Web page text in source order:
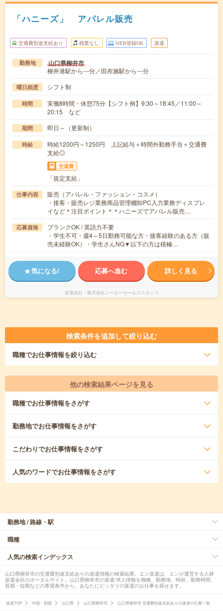
「ハニーズ」 アパレル販売
交通費別途支給あり 残業なし WEB登録OK 派遣
勤務地 山口県柳井市
柳井港駅から---分／田布施駅から---分
曜日頻度 シフト制
時間
実働8時間・休憩75分【シフト例】9:30～18:45／11:00～
20:15 など
期間 即日～（更新制）
時給
時給1200円～1250円 上記給与＋時間外勤務手当＋交通費
支給◎
交通費
「規定支給」
仕事内容
販売（アパレル・ファッション・コスメ）
・接客・販売レジ業務商品管理棚卸PC入力業務ディスプレ
イなど＊注目ポイント＊＊ハニーズでアパレル販売…
応募資格
ブランクOK / 英語力不要
・学生不可・週4～5日勤務可能な方・接客経験のある方（販
売未経験OK）・学生さんNG▼以下の方は積極…
気になる! 応募へ進む 詳しく見る
派遣会社 株式会社シーエーセールススタッフ
検索条件を追加して絞り込む
職種でお仕事情報を絞り込む
他の検索結果ページを見る
職種でお仕事情報をさがす
勤務地でお仕事情報をさがす
こだわりでお仕事情報をさがす
人気のワードでお仕事情報をさがす
勤務地 / 路線・駅
職種
人気の検索インデックス
山口県柳井市の交通費別途支給ありの派遣情報の検索結果。エン派遣は、エンが運営する人材
派遣会社のポータルサイト。山口県柳井市の派遣/求人情報を職種、勤務地、時給、勤務時間、
長期・短期などの希望条件から、あなたにピッタリの派遣のお仕事を探せます。
派遣TOP 中国・四国 山口県 山口県柳井市 山口県柳井市 交通費別途支給ありの派遣の仕事一覧